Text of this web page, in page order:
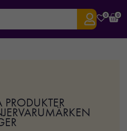
0 0
PRODUKTER
VARUMÄRKEN
30 st